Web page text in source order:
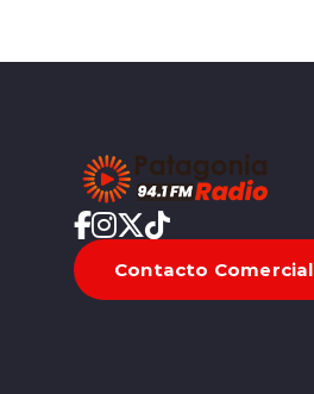
Contacto Comercial